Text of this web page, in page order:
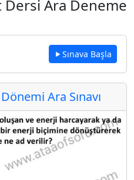
Dersi Ara Deneme
Sınava Başla
Ara Sınavı